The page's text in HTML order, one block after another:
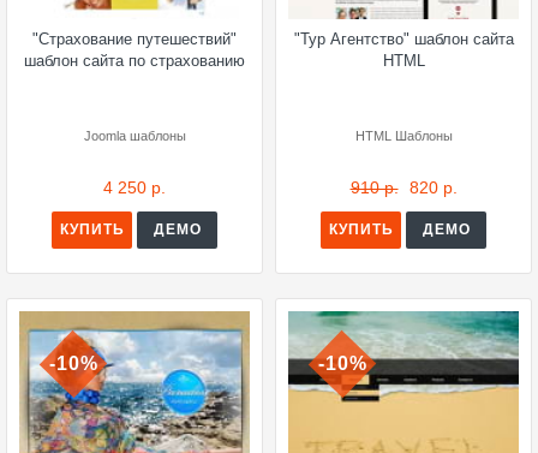
"Страхование путешествий"
шаблон сайта по страхованию
Joomla шаблоны
4 250 р.
КУПИТЬ ДЕМО
"Тур Агентство" шаблон сайта
HTML
HTML Шаблоны
910 р. 820 р.
КУПИТЬ ДЕМО
-10% -10%